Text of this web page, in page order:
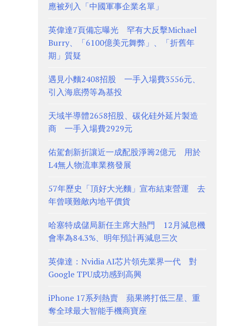
應被列入「中國軍事企業名單」
英偉達7頁備忘曝光 罕有大反擊Michael
Burry、「6100億美元舞弊」、「折舊年
期」質疑
遇見小麵2408招股 一手入場費3556元、
引入海底撈等為基投
天域半導體2658招股、碳化硅外延片製造
商 一手入場費2929元
佑駕創新折讓近一成配股淨籌2億元 用於
L4無人物流車業務發展
57年歷史「頂好大光麵」宣布結束營運 去
年曾嘆難敵內地平價貨
哈塞特成儲局新任主席大熱門 12月減息機
會率為84.3%、明年預計再減息三次
英偉達：Nvidia AI芯片領先業界一代 對
Google TPU成功感到高興
iPhone 17系列熱賣 蘋果將打低三星、重
奪全球最大智能手機商寶座